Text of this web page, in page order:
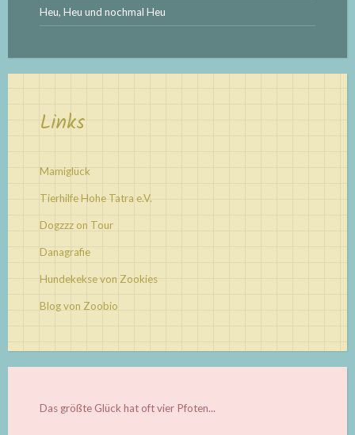
Heu, Heu und nochmal Heu
Links
Mamiglück
Tierhilfe Hohe Tatra e.V.
Dogzzz on Tour
Danagrafie
Hundekekse von Zookies
Blog von Zoobio
Das größte Glück hat oft vier Pfoten...